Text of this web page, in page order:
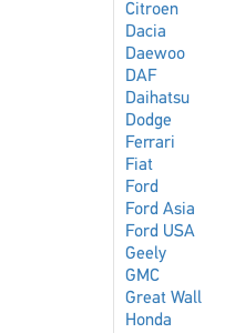
Citroen
Dacia
Daewoo
DAF
Daihatsu
Dodge
Ferrari
Fiat
Ford
Ford Asia
Ford USA
Geely
GMC
Great Wall
Honda